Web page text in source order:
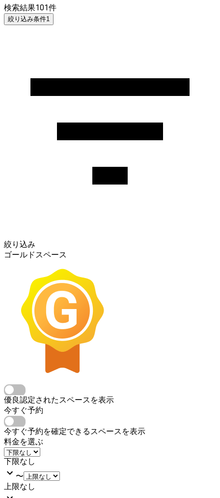
検索結果101件
絞り込み条件1
絞り込み
ゴールドスペース
優良認定されたスペースを表示
今すぐ予約
今すぐ予約を確定できるスペースを表示
料金を選ぶ
下限なし
〜
上限なし